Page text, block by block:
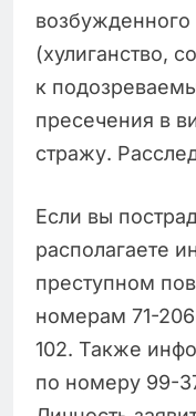
возбужденного
(хулиганство,
к
пресечения в
стражу.
Если вы
располагаете
преступном
номерам 71-
102. Также
по номеру 99-